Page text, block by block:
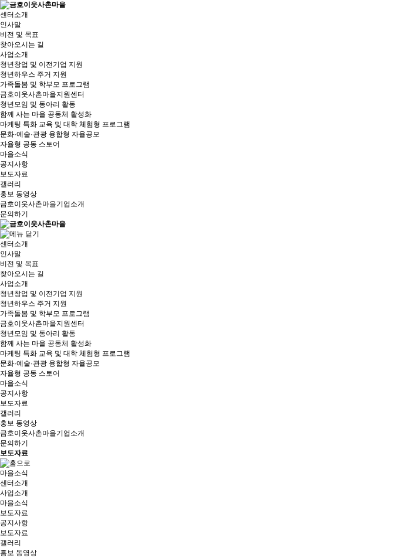
센터소개
인사말
비전 및 목표
찾아오시는 길
사업소개
청년창업 및 이전기업 지원
청년하우스 주거 지원
가족돌봄 및 학부모 프로그램
금호이웃사촌마을지원센터
청년모임 및 동아리 활동
함께 사는 마을 공동체 활성화
마케팅 특화 교육 및 대학 체험형 프로그램
문화·예술·관광 융합형 자율공모
자율형 공동 스토어
마을소식
공지사항
보도자료
갤러리
홍보 동영상
금호이웃사촌마을기업소개
문의하기
센터소개
인사말
비전 및 목표
찾아오시는 길
사업소개
청년창업 및 이전기업 지원
청년하우스 주거 지원
가족돌봄 및 학부모 프로그램
금호이웃사촌마을지원센터
청년모임 및 동아리 활동
함께 사는 마을 공동체 활성화
마케팅 특화 교육 및 대학 체험형 프로그램
문화·예술·관광 융합형 자율공모
자율형 공동 스토어
마을소식
공지사항
보도자료
갤러리
홍보 동영상
금호이웃사촌마을기업소개
문의하기
보도자료
마을소식
센터소개
사업소개
마을소식
보도자료
공지사항
보도자료
갤러리
홍보 동영상